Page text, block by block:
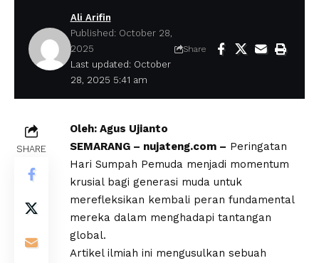
Last updated: October
28, 2025 5:41 am
Ali Arifin
Published: October 28,
2025
Share
SHARE
Oleh: Agus Ujianto
SEMARANG – nujateng.com – Peringatan
Hari Sumpah Pemuda menjadi momentum
krusial bagi generasi muda untuk
merefleksikan kembali peran fundamental
mereka dalam menghadapi tantangan
global.
Artikel ilmiah ini mengusulkan sebuah